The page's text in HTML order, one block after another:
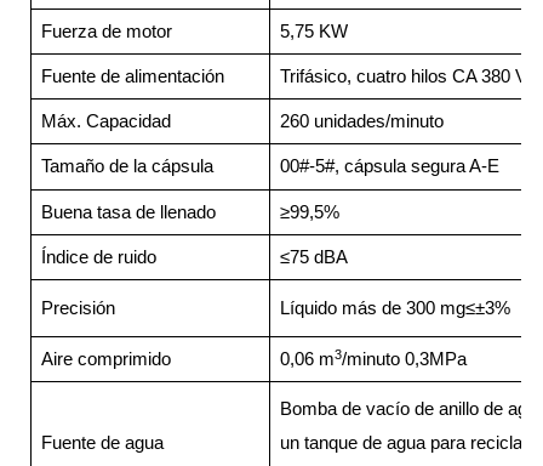
Fuerza de motor 5,75 KW
Fuente de alimentación Trifásico, cuatro hilos CA 380 V
Máx. Capacidad 260 unidades/minuto
Tamaño de la cápsula 00#-5#, cápsula segura A-E
Buena tasa de llenado ≥99,5%
Índice de ruido ≤75 dBA
Precisión Líquido más de 300 mg≤±3%
Aire comprimido 0,06 m3/minuto 0,3MPa
Fuente de agua
Bomba de vacío de anillo de
un tanque de agua para reciclar